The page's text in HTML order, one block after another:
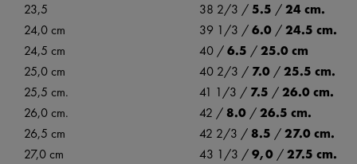
23,5
38 2/3 / 5.5 /24 cm.
24,0 cm
39 1/3 /6.0 /24.5 cm.
24,5 cm
40 /6.5 /25.0 cm
25,0 cm
40 2/3 / 7.0 /25.5 cm.
25,5 cm.
41 1/3 / 7.5 /26.0 cm.
26,0 cm.
42 /8.0 /26.5 cm.
26,5 cm
42 2/3 /8.5 /27.0 cm.
27,0 cm
43 1/3 /9,0 /27.5 cm.